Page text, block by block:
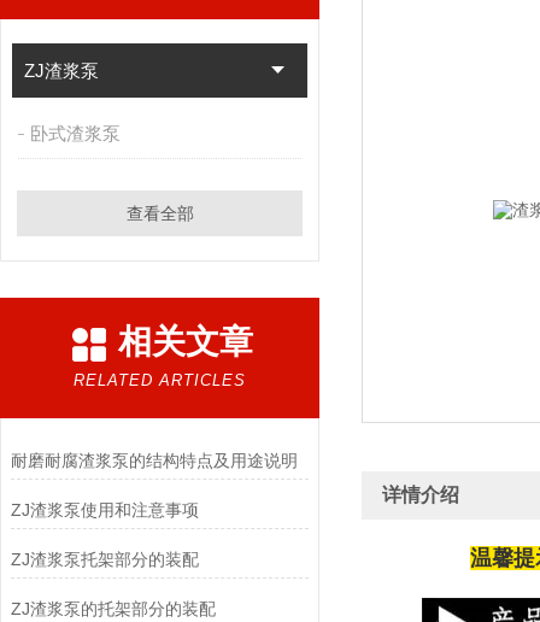
ZJ渣浆泵
卧式渣浆泵
查看全部
相关文章
RELATED ARTICLES
耐磨耐腐渣浆泵的结构特点及用途说明
ZJ渣浆泵使用和注意事项
ZJ渣浆泵托架部分的装配
ZJ渣浆泵的托架部分的装配
详情介绍
温馨